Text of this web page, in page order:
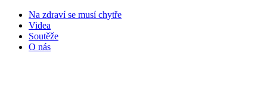
Na zdraví se musí chytře
Videa
Soutěže
O nás